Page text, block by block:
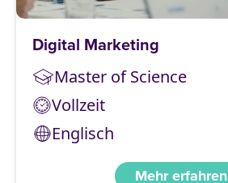
Digital Marketing
Master of Science
Vollzeit
Englisch
Mehr erfahren